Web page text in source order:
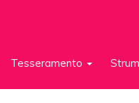
Tesseramento